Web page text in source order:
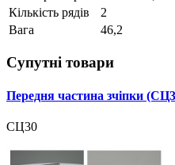
Кількість рядів
2
Вага
46,2
Супутні товари
Передня частина зчіпки
СЦ30